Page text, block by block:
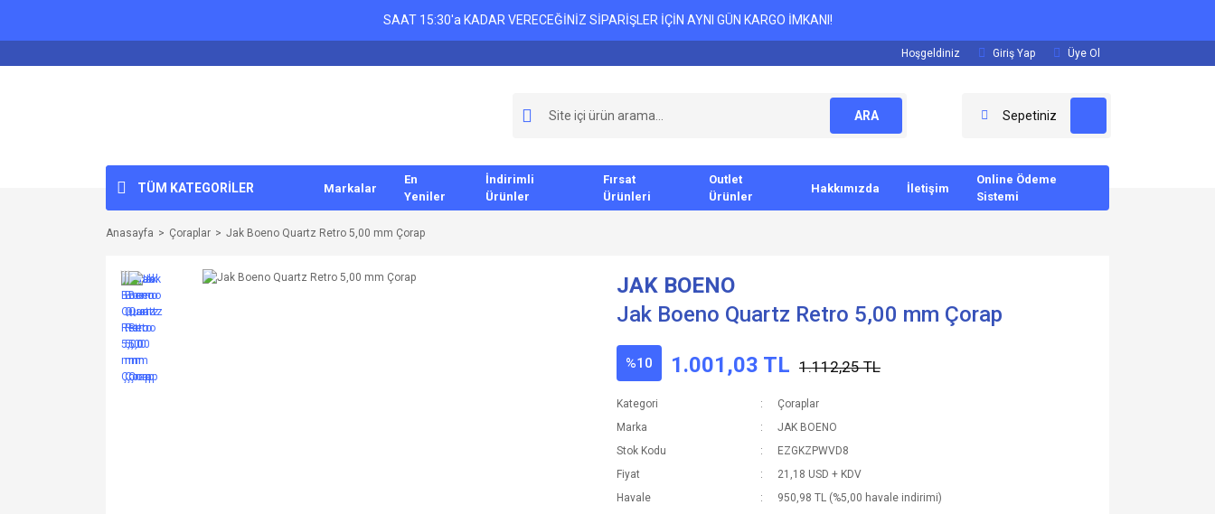
SAAT 15:30'a KADAR VERECEĞİNİZ SİPARİŞLER İÇİN AYNI GÜN KARGO İMKANI!
Hoşgeldiniz Giriş Yap Üye Ol
ARA Sepetiniz
TÜM KATEGORİLER Markalar
En
Yeniler
İndirimli
Ürünler
Fırsat
Ürünleri
Outlet
Ürünler
Hakkımızda İletişim
Online Ödeme
Sistemi
Anasayfa Çoraplar Jak Boeno Quartz Retro 5,00 mm Çorap
JAK BOENO
Jak Boeno Quartz Retro 5,00 mm Çorap
%10 1.001,03 TL 1.112,25 TL
Kategori
Çoraplar
Marka
JAK BOENO
Stok Kodu
EZGKZPWVD8
Fiyat
21,18 USD + KDV
Havale
950,98 TL (%5,00 havale indirimi)